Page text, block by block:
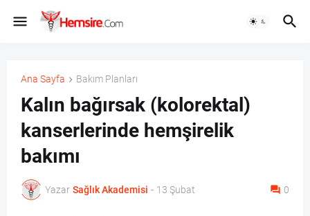
Ana Sayfa Bakım Planları
Kalın bağırsak (kolorektal)
kanserlerinde hemşirelik
bakımı
Yazar Sağlık Akademisi - 13 Şubat 0